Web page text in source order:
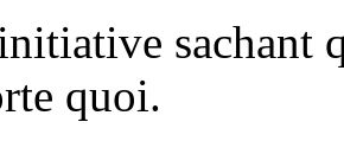
sachant
quoi.